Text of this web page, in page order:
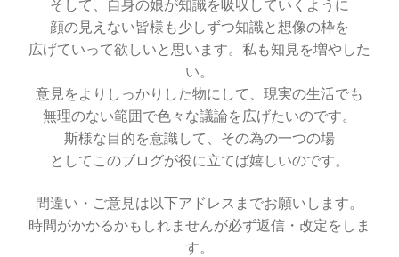
起電力を法則化】
【トピック】
受勲について
【イギリスの叙勲・など】
そして、自身の娘が知識を吸収していくように
顔の見えない皆様も少しずつ知識と想像の枠を
広げていって欲しいと思います。私も知見を増やした
い。
意見をよりしっかりした物にして、現実の生活でも
無理のない範囲で色々な議論を広げたいのです。
斯様な目的を意識して、その為の一つの場
としてこのブログが役に立てば嬉しいのです。
間違い・ご意見は以下アドレスまでお願いします。
時間がかかるかもしれませんが必ず返信・改定をしま
す。